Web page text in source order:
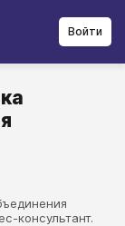
Войти
консультант.